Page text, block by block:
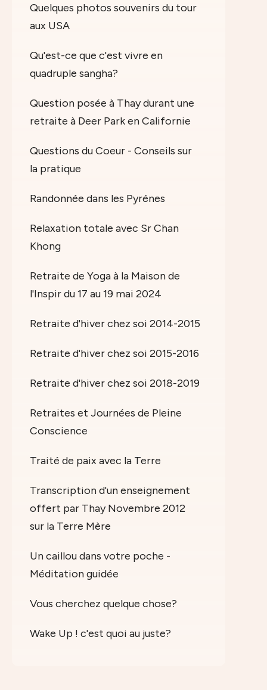
Quelques photos souvenirs du tour
aux USA
Qu'est-ce que c'est vivre en
quadruple sangha?
Question posée à Thay durant une
retraite à Deer Park en Californie
Questions du Coeur - Conseils sur
la pratique
Randonnée dans les Pyrénes
Relaxation totale avec Sr Chan
Khong
Retraite de Yoga à la Maison de
l'Inspir du 17 au 19 mai 2024
Retraite d'hiver chez soi 2014-2015
Retraite d'hiver chez soi 2015-2016
Retraite d'hiver chez soi 2018-2019
Retraites et Journées de Pleine
Conscience
Traité de paix avec la Terre
Transcription d'un enseignement
offert par Thay Novembre 2012
sur la Terre Mère
Un caillou dans votre poche -
Méditation guidée
Vous cherchez quelque chose?
Wake Up ! c'est quoi au juste?